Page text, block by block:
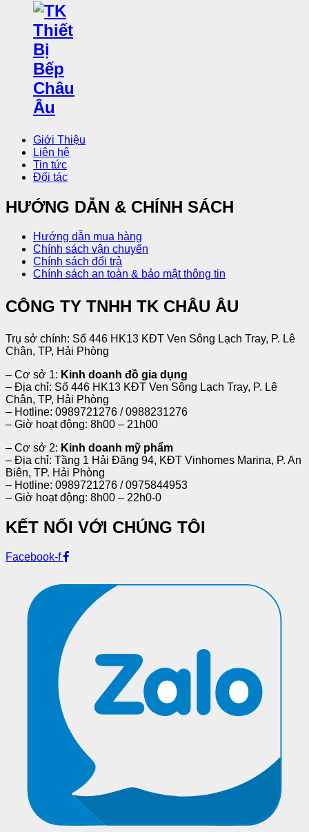
Giới Thiệu
Liên hệ
Tin tức
Đối tác
HƯỚNG DẪN & CHÍNH SÁCH
Hướng dẫn mua hàng
Chính sách vận chuyển
Chính sách đổi trả
Chính sách an toàn & bảo mật thông tin
CÔNG TY TNHH TK CHÂU ÂU
Trụ sở chính: Số 446 HK13 KĐT Ven Sông Lạch Tray, P. Lê
Chân, TP, Hải Phòng
– Cơ sở 1: Kinh doanh đồ gia dụng
– Địa chỉ: Số 446 HK13 KĐT Ven Sông Lạch Tray, P. Lê
Chân, TP, Hải Phòng
– Hotline: 0989721276 / 0988231276
– Giờ hoạt động: 8h00 – 21h00
– Cơ sở 2: Kinh doanh mỹ phẩm
– Địa chỉ: Tầng 1 Hải Đăng 94, KĐT Vinhomes Marina, P. An
Biên, TP. Hải Phòng
– Hotline: 0989721276 / 0975844953
– Giờ hoạt động: 8h00 – 22h0-0
KẾT NỐI VỚI CHÚNG TÔI
Facebook-f